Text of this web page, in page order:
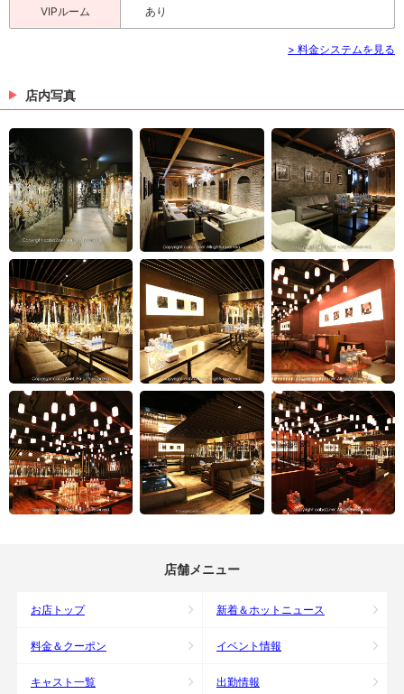
VIPルーム あり
> 料金システムを見る
店内写真
店舗メニュー
お店トップ 新着＆ホットニュース
料金＆クーポン イベント情報
キャスト一覧 出勤情報